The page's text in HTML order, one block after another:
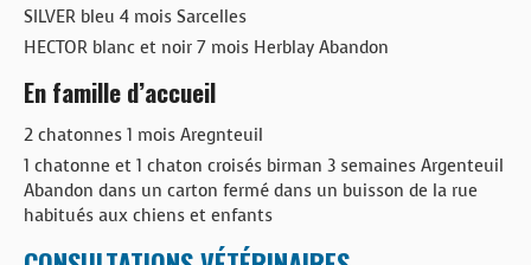
SILVER bleu 4 mois Sarcelles
HECTOR blanc et noir 7 mois Herblay Abandon
En famille d’accueil
2 chatonnes 1 mois Aregnteuil
1 chatonne et 1 chaton croisés birman 3 semaines Argenteuil
Abandon dans un carton fermé dans un buisson de la rue
habitués aux chiens et enfants